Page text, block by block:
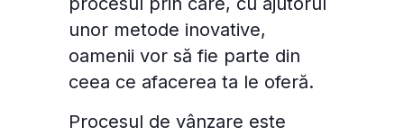
unor metode inovative,
oamenii vor să fie parte din
ceea ce afacerea ta le oferă.
Procesul de vânzare este